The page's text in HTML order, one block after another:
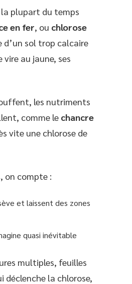
plupart du temps
en fer, ou chlorose
d’un sol trop calcaire
au jaune, ses
les nutriments
comme le chancre
vite une chlorose de
on compte :
et laissent des zones
quasi inévitable
multiples, feuilles
déclenche la chlorose,